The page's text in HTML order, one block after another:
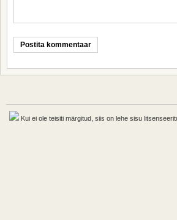
Kui ei ole teisiti märgitud, siis on lehe sisu